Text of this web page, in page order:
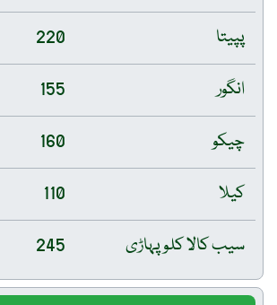
پپیتا
220
انگور
155
چیکو
160
کیلا
110
سیب کالا کلو پہاڑی
245